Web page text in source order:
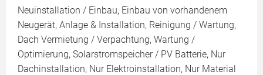
Neuinstallation / Einbau, Einbau von vorhandenem
Neugerät, Anlage & Installation, Reinigung / Wartung,
Dach Vermietung / Verpachtung, Wartung /
Optimierung, Solarstromspeicher / PV Batterie, Nur
Dachinstallation, Nur Elektroinstallation, Nur Material